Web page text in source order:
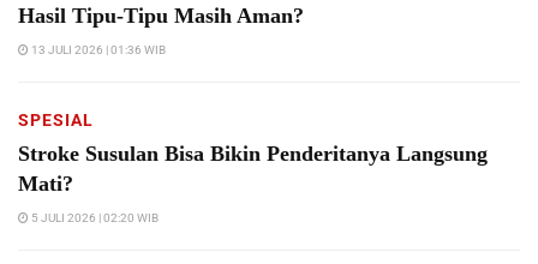
Hasil Tipu-Tipu Masih Aman?
13 JULI 2026 | 01:36 WIB
SPESIAL
Stroke Susulan Bisa Bikin Penderitanya Langsung
Mati?
5 JULI 2026 | 02:20 WIB